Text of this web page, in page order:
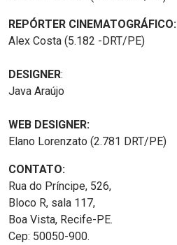
REPÓRTER CINEMATOGRÁFICO:
Alex Costa (5.182 -DRT/PE)
DESIGNER:
Java Araújo
WEB DESIGNER:
Elano Lorenzato (2.781 DRT/PE)
CONTATO:
Rua do Príncipe, 526,
Bloco R, sala 117,
Boa Vista, Recife-PE.
Cep: 50050-900.